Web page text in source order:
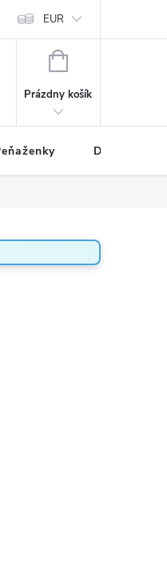
osobných údajov
EUR
NÁKUPNÝ
Prázdny košík
Drogéria